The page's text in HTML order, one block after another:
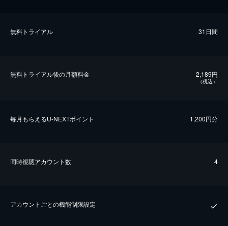
無料トライアル 31日間
無料トライアル後の⽉額料金 2,189円
（税込）
毎⽉もらえるU-NEXTポイント 1,200円分
同時視聴アカウント数 4
アカウントごとの機能制限設定